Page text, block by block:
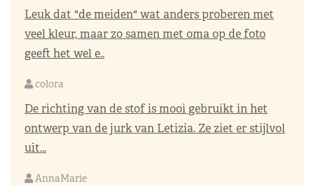
Leuk dat "de meiden" wat anders proberen met
veel kleur, maar zo samen met oma op de foto
geeft het wel e..
colora
De richting van de stof is mooi gebruikt in het
ontwerp van de jurk van Letizia. Ze ziet er stijlvol
uit...
AnnaMarie